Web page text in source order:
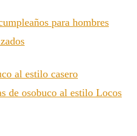
para hombres
de osobuco al estilo Locos